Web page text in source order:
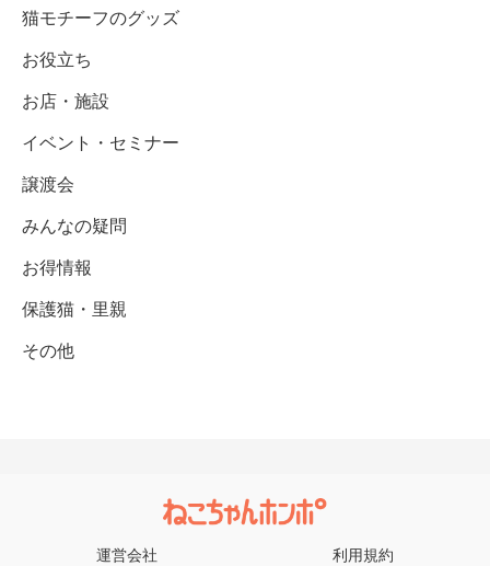
猫モチーフのグッズ
お役立ち
お店・施設
イベント・セミナー
譲渡会
みんなの疑問
お得情報
保護猫・里親
その他
運営会社 利用規約